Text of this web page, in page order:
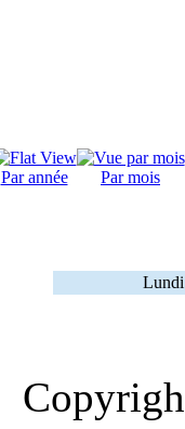
Par année Par mois
Lundi